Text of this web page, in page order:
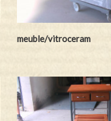
meuble/vitroceram